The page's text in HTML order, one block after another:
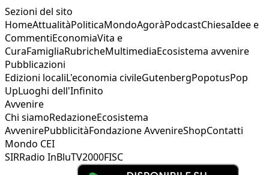
Sezioni del sito
HomeAttualitàPoliticaMondoAgoràPodcastChiesaIdee e
CommentiEconomiaVita e
CuraFamigliaRubricheMultimediaEcosistema avvenire
Pubblicazioni
Edizioni localiL'economia civileGutenbergPopotusPop
UpLuoghi dell'Infinito
Avvenire
Chi siamoRedazioneEcosistema
AvvenirePubblicitàFondazione AvvenireShopContatti
Mondo CEI
SIRRadio InBluTV2000FISC